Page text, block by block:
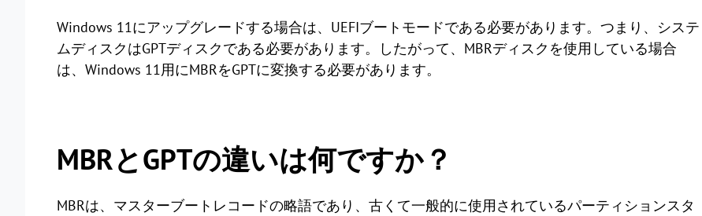
Windows 11にアップグレードする場合は、UEFIブートモードである必要があります。つまり、システ
ムディスクはGPTディスクである必要があります。したがって、MBRディスクを使用している場合
は、Windows 11用にMBRをGPTに変換する必要があります。
MBRとGPTの違いは何ですか？
MBRは、マスターブートレコードの略語であり、古くて一般的に使用されているパーティションスタ